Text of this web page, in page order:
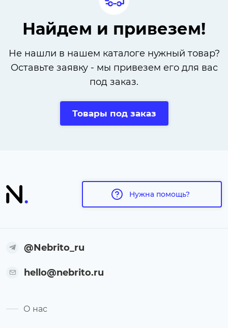
Найдем и привезем!
Не нашли в нашем каталоге нужный товар?
Оставьте заявку - мы привезем его для вас
под заказ.
Товары под заказ
Нужна помощь?
@Nebrito_ru
hello@nebrito.ru
О нас